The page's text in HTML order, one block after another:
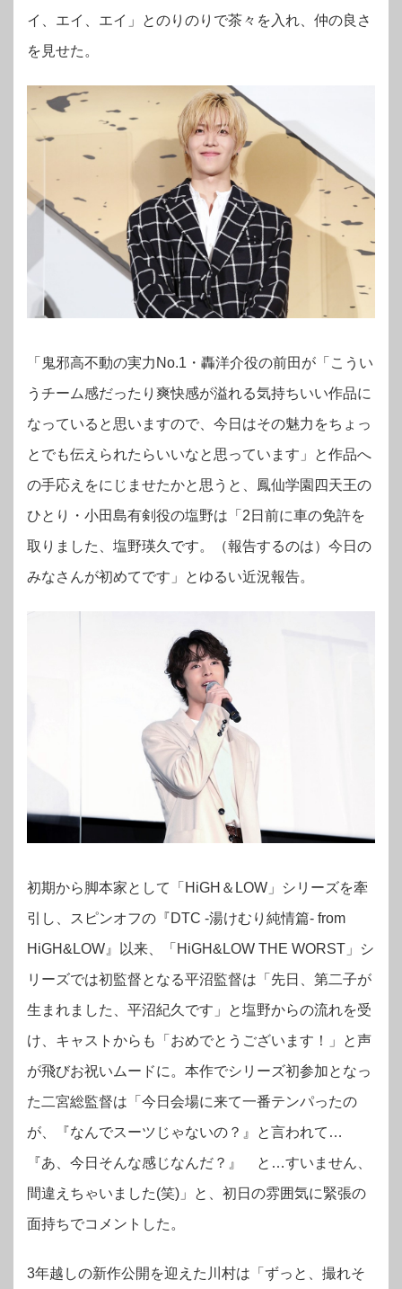
イ、エイ、エイ」とのりのりで茶々を入れ、仲の良さ
を見せた。
「鬼邪高不動の実力No.1・轟洋介役の前田が「こうい
うチーム感だったり爽快感が溢れる気持ちいい作品に
なっていると思いますので、今日はその魅力をちょっ
とでも伝えられたらいいなと思っています」と作品へ
の手応えをにじませたかと思うと、鳳仙学園四天王の
ひとり・小田島有剣役の塩野は「2日前に車の免許を
取りました、塩野瑛久です。（報告するのは）今日の
みなさんが初めてです」とゆるい近況報告。
初期から脚本家として「HiGH＆LOW」シリーズを牽
引し、スピンオフの『DTC -湯けむり純情篇- from
HiGH&LOW』以来、「HiGH&LOW THE WORST」シ
リーズでは初監督となる平沼監督は「先日、第二子が
生まれました、平沼紀久です」と塩野からの流れを受
け、キャストからも「おめでとうございます！」と声
が飛びお祝いムードに。本作でシリーズ初参加となっ
た二宮総監督は「今日会場に来て一番テンパったの
が、『なんでスーツじゃないの？』と言われて…
『あ、今日そんな感じなんだ？』 と…すいません、
間違えちゃいました(笑)」と、初日の雰囲気に緊張の
面持ちでコメントした。
3年越しの新作公開を迎えた川村は「ずっと、撮れそ